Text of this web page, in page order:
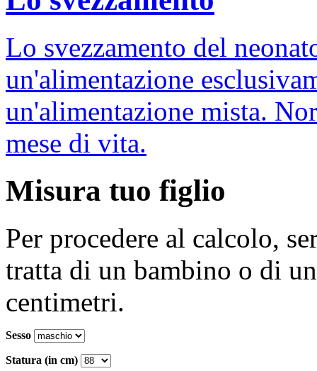
Lo svezzamento del
un'alimentazione
un'alimentazione mista.
mese di vita.
Misura tuo figlio
Per procedere al calcolo,
tratta di un bambino o di
centimetri.
Sesso
Statura (in cm)